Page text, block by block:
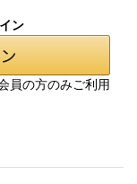
ン
員の方のみご利用